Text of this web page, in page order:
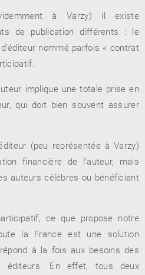
à Varzy) il existe
de publication différents : le
nommé parfois « contrat
implique une totale prise en
qui doit bien souvent assurer
(peu représentée à Varzy)
financière de l’auteur, mais
auteurs célèbres ou bénéficiant
ce que propose notre
la France est une solution
à la fois aux besoins des
En effet, tous deux